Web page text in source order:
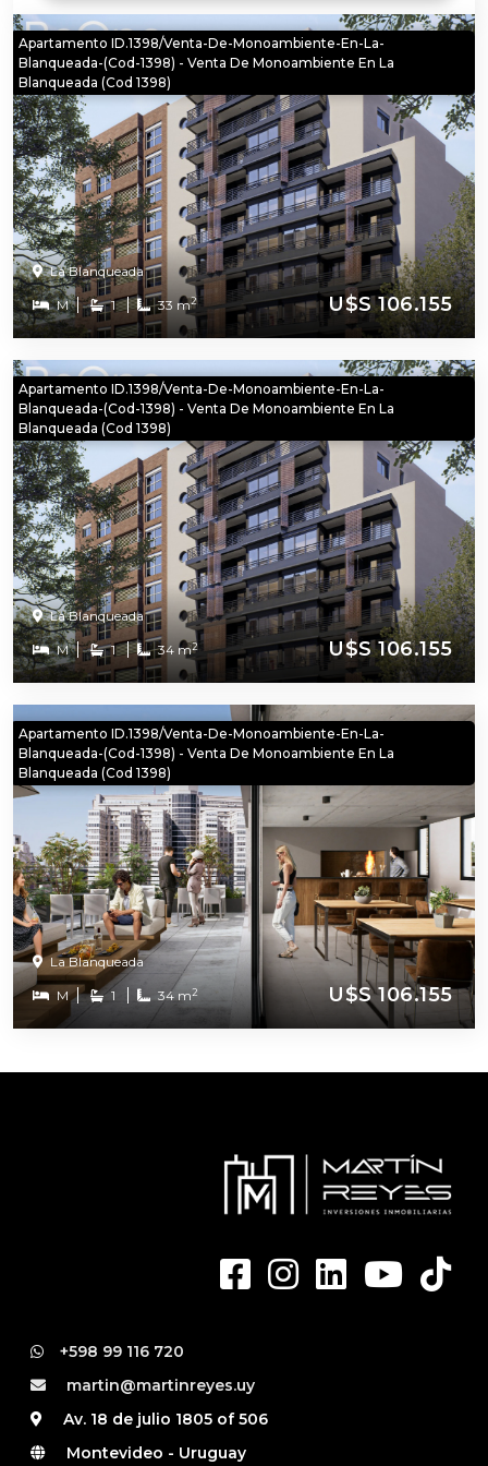
Apartamento ID.1398/Venta-De-Monoambiente-En-La-
Blanqueada-(cod-1398) - Venta De Monoambiente En La
Blanqueada (cod 1398)
La Blanqueada
M 1 33 m2 U$S 106.155
Apartamento ID.1398/Venta-De-Monoambiente-En-La-
Blanqueada-(cod-1398) - Venta De Monoambiente En La
Blanqueada (cod 1398)
La Blanqueada
M 1 34 m2 U$S 106.155
Apartamento ID.1398/Venta-De-Monoambiente-En-La-
Blanqueada-(cod-1398) - Venta De Monoambiente En La
Blanqueada (cod 1398)
La Blanqueada
M 1 34 m2 U$S 106.155
+598 99 116 720
martin@martinreyes.uy
Av. 18 de julio 1805 of 506
Montevideo - Uruguay